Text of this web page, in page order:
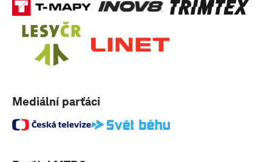
Mediální parťáci